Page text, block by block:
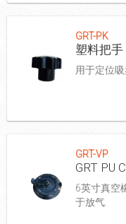
GRT-PK
塑料把手
用于定位
GRT-VP
GRT PU
6英寸真空
于放气.